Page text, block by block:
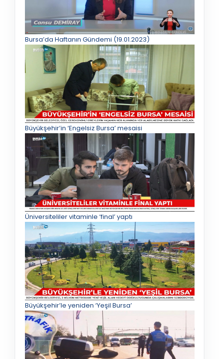
Bursa’da Haftanın Gündemi (19.01.2023)
Büyükşehir’in ‘Engelsiz Bursa’ mesaisi
Üniversiteliler vitaminle ‘final’ yaptı
Büyükşehir’le yeniden ‘Yeşil Bursa’